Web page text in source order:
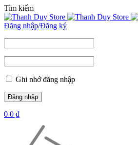
Tìm kiếm
Đăng nhập/Đăng ký
Ghi nhớ đăng nhập
0 0 ₫